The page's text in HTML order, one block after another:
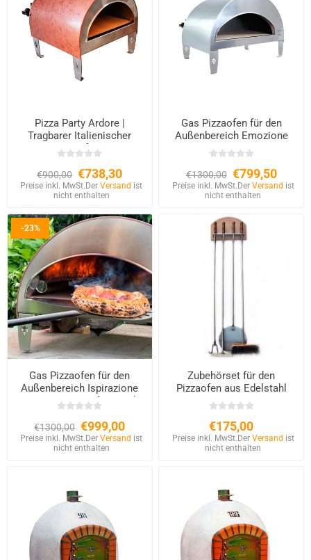
Pizza Party Ardore |
Tragbarer Italienischer
Gasofen
€900,00 €738,30
Preise inkl. MwSt.DerVersand ist
nicht enthalten
Gas Pizzaofen für den
Außenbereich Emozione
Large 2 Pizzen – 40×70 cm
Backfläche
€1300,00 €799,50
Preise inkl. MwSt.Der Versand ist
nicht enthalten
-23%
Gas Pizzaofen für den
Außenbereich Ispirazione
60×70 cm – Kupfer-Finish
€1300,00 €999,00
Preise inkl. MwSt.DerVersand ist
nicht enthalten
Zubehörset für den
Pizzaofen aus Edelstahl
€175,00
Preise inkl. MwSt.Der Versand ist
nicht enthalten